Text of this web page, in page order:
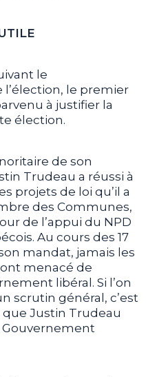
le
le premier
à justifier la
élection.
de son
Trudeau a réussi à
projets de loi qu’il a
des Communes,
de l’appui du NPD
Au cours des 17
mandat, jamais les
menacé de
libéral. Si l’on
scrutin général, c’est
Justin Trudeau